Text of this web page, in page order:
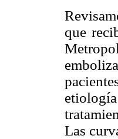
que
Las